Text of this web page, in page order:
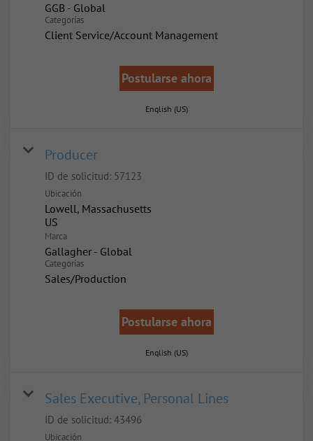
GGB - Global
Categorías
Client Service/Account Management
Postularse ahora
English (US)
Producer
ID de solicitud: 57123
Ubicación
Lowell, Massachusetts
Marca
Gallagher - Global
Categorías
Sales/Production
Postularse ahora
English (US)
Sales Executive, Personal Lines
ID de solicitud: 43496
Ubicación